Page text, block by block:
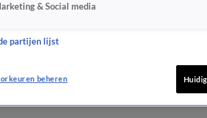
& Social media
partijen lijst
beheren